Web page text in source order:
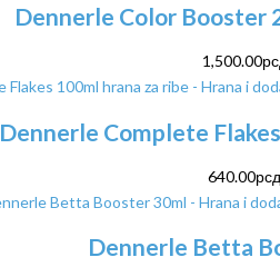
Dennerle Color Booster
1,500.00
Dennerle Complete
640.00рсд
Dennerle Betta